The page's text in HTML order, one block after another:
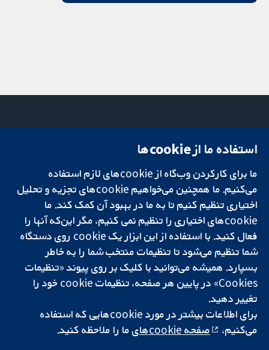
تحقیقات قابل
اعتماد.
تصمیم‌گیری آگاهانه.
سلامت بهتر.
میدان کاوندیش
لندن
W1G 0AN
بریتانیا
دفتر رسانه‌ای
درباره ما
فرصت‌های
شغلی
Cochrane
Library
شبکه همکاری کاکرین، یک مؤسسه خیریه (شماره 1045921) و یک شرکت با
و ولز است. شماره ثبت مالیات بر ارزش افزوده: GB 718 2127 49.
کپی‌رایت © ۲۰۲۵ همکاری کاکرین
استفاده ما از cookie‌ها
ما برای کارکردن وب‌گاه از cookie‌های لازم استفاده
می‌کنیم. ما همچنین می‌خواهیم cookie‌های تجزیه و تحلیل
اختیاری تنظیم کنیم تا به ما در بهبود آن کمک کند. ما
cookie‌های اختیاری را تنظیم نمی کنیم، مگر این‌که آنها را
فعال کنید. با استفاده از این ابزار یک cookie‌ روی دستگاه
شما تنظیم می‌شود تا تنظیمات منتخب شما را به خاطر
بسپارد. همیشه می‌توانید با کلیک بر روی پیوند «تنظیمات
Cookies» در پایین هر صفحه، تنظیمات cookie‌ خود را
تغییر دهید.
برای اطلاعات بیشتر در مورد cookie‌هایی که استفاده
می‌کنیم،
صفحه cookie‌های ما را ملاحظه کنید.